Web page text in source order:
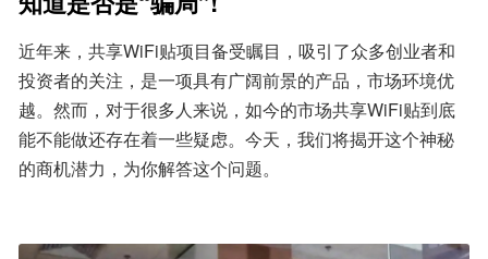
近年来，共享WiFi贴项目备受瞩目，吸引了众多创业者和
投资者的关注，是一项具有广阔前景的产品，市场环境优
越。然而，对于很多人来说，如今的市场共享WiFi贴到底
能不能做还存在着一些疑虑。今天，我们将揭开这个神秘
的商机潜力，为你解答这个问题。